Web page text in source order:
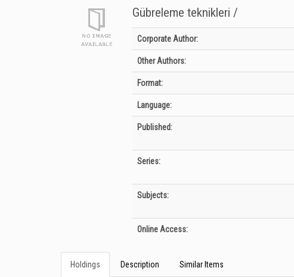
Gübreleme teknikleri /
Bibliographic Details
Corporate Author:
Other Authors:
Format:
Language:
Published:
Series:
Subjects:
Online Access:
Holdings Description Similar Items